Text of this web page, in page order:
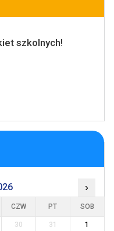
szkolnych!
›
CZW PT SOB
30 31
1